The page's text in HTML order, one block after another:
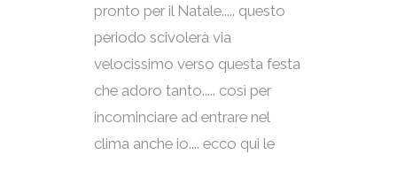
pronto per il Natale..... questo
periodo scivolerà via
velocissimo verso questa festa
che adoro tanto..... così per
incominciare ad entrare nel
clima anche io.... ecco qui le